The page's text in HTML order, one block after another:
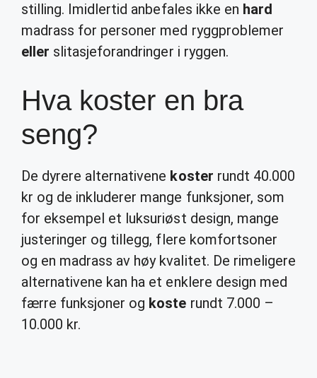
stilling. Imidlertid anbefales ikke en hard
madrass for personer med ryggproblemer
eller slitasjeforandringer i ryggen.
Hva koster en bra
seng?
De dyrere alternativene koster rundt 40.000
kr og de inkluderer mange funksjoner, som
for eksempel et luksuriøst design, mange
justeringer og tillegg, flere komfortsoner
og en madrass av høy kvalitet. De rimeligere
alternativene kan ha et enklere design med
færre funksjoner og koste rundt 7.000 –
10.000 kr.